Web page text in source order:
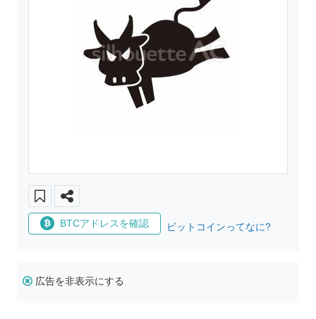
BTCアドレスを確認 ビットコインってなに?
広告を非表示にする